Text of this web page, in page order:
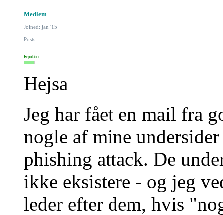
Medlem
Joined: jan '15
Posts:
Reputation:
Hejsa
Jeg har fået en mail fra
nogle af mine
phishing attack. De
ikke eksistere - og jeg
leder efter dem, hvis